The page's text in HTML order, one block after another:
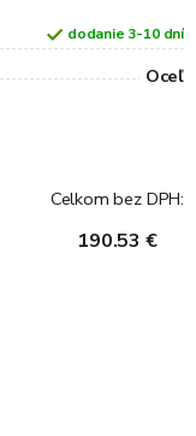
dodanie 3-10 dní
Oceľ
Celkom bez DPH:
190.53 €